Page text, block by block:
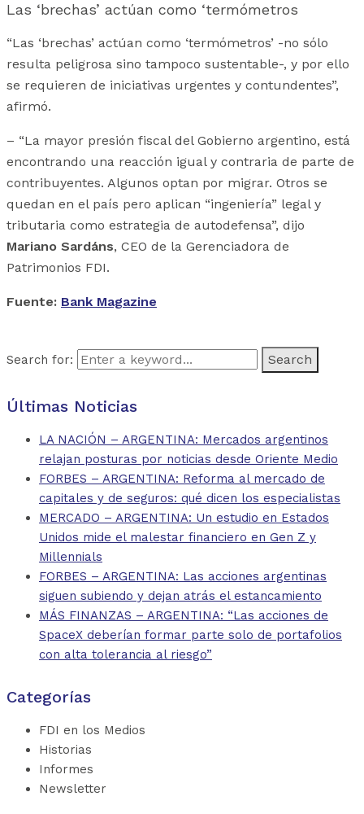
Las ‘brechas’ actúan como ‘termómetros
“Las ‘brechas’ actúan como ‘termómetros’ -no sólo
resulta peligrosa sino tampoco sustentable-, y por ello
se requieren de iniciativas urgentes y contundentes”,
afirmó.
– “La mayor presión fiscal del Gobierno argentino, está
encontrando una reacción igual y contraria de parte de
contribuyentes. Algunos optan por migrar. Otros se
quedan en el país pero aplican “ingeniería” legal y
tributaria como estrategia de autodefensa”, dijo
Mariano Sardáns, CEO de la Gerenciadora de
Patrimonios FDI.
Fuente: Bank Magazine
Search for:
Últimas Noticias
LA NACIÓN – ARGENTINA: Mercados argentinos
relajan posturas por noticias desde Oriente Medio
FORBES – ARGENTINA: Reforma al mercado de
capitales y de seguros: qué dicen los especialistas
MERCADO – ARGENTINA: Un estudio en Estados
Unidos mide el malestar financiero en Gen Z y
Millennials
FORBES – ARGENTINA: Las acciones argentinas
siguen subiendo y dejan atrás el estancamiento
MÁS FINANZAS – ARGENTINA: “Las acciones de
SpaceX deberían formar parte solo de portafolios
con alta tolerancia al riesgo”
Categorías
FDI en los Medios
Historias
Informes
Newsletter